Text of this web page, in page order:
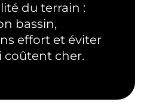
du terrain :
bassin,
effort et éviter
coûtent cher.